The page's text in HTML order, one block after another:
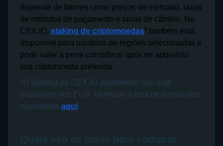
depende de fatores como preços de mercado, taxas
de métodos de pagamento e taxas de câmbio. Na
CEX.IO, staking de criptomoedas* também está
disponível para usuários de regiões selecionadas e
pode valer a pena considerar após ter adquirido
sua criptomoeda preferida.
*O Staking da CEX.IO atualmente não está
disponível nos EUA. Verifique a lista de jurisdições
suportadas aqui.
Quais são as taxas para comprar